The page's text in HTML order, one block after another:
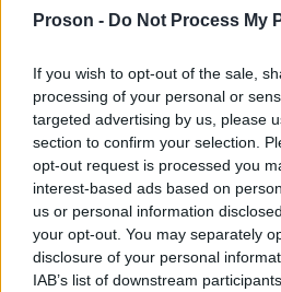
Proson - Do Not Process My
If you wish to opt-out of the sale,
processing of your personal or
targeted advertising by us, please
section to confirm your selection.
opt-out request is processed you
interest-based ads based on
us or personal information
your opt-out. You may separately
disclosure of your personal
IAB’s list of downstream
Ερωτήσεις για τις
στελέχη του
Ο μάρτυρας επιβεβαίωσε ότι
συναντήσεις εκτός
Παρασκευή Τυχεροπούλου,
δώσει περισσότερες